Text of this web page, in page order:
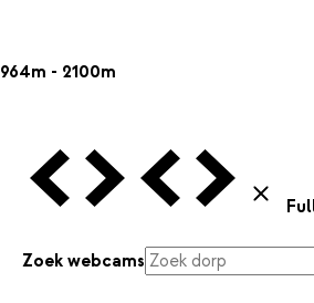
964m - 2100m
Vorige Webcam
Volgende Webcam
Vorige Webcam
Volgende
Sluiten
Zoek webcams